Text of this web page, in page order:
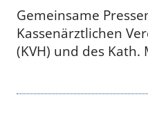
Gemeinsame
Kassenärztlichen
(KVH) und des